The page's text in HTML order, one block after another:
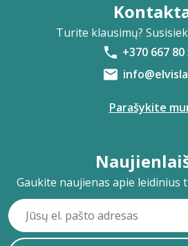
Turite klausimų?
+370 667 80
Parašykite
Gaukite naujienas apie leidinius